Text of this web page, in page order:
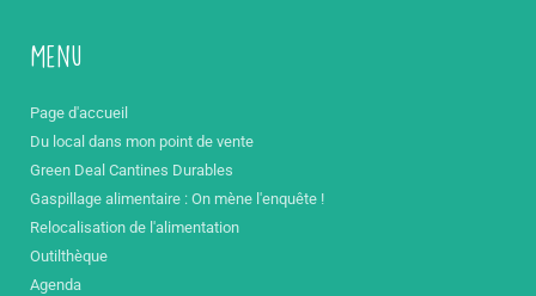
Menu
Page d'accueil
Du local dans mon point de vente
Green Deal Cantines Durables
Gaspillage alimentaire : On mène l'enquête !
Relocalisation de l'alimentation
Outilthèque
Agenda